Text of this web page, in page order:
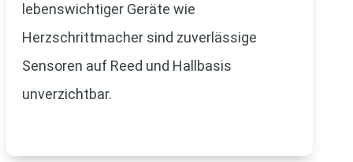
lebenswichtiger Geräte wie
Herzschrittmacher sind zuverlässige
Sensoren auf Reed und Hallbasis
unverzichtbar.